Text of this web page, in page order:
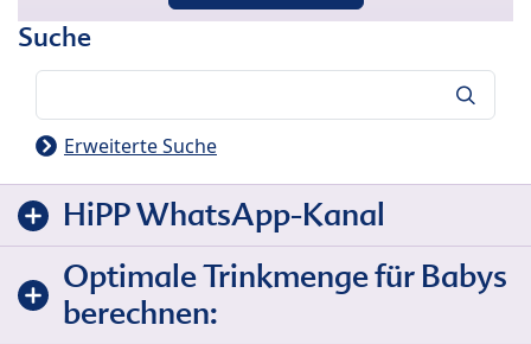
Suche
Erweiterte Suche
HiPP WhatsApp-Kanal
Optimale Trinkmenge für Babys
berechnen: